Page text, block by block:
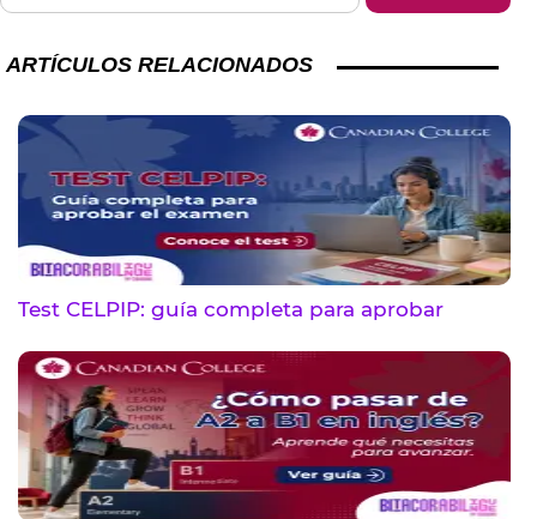
ARTÍCULOS RELACIONADOS
Test CELPIP: guía completa para aprobar